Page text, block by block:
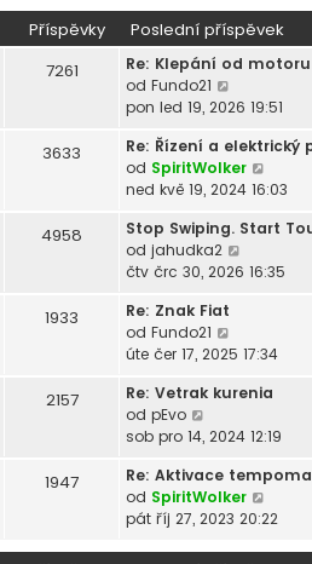
a
z
t
o
s
l
d
í
í
p
v
k
Příspěvky Poslední příspěvek
7261
Re: Klepání od motoru
od Fundo21
o
r
a
z
t
p
o
e
n
p
í
s
p
pon led 19, 2026 19:51
3633
Re: Řízení a elektrický
od SpiritWolker
o
r
z
o
e
n
p
í
ned kvě 19, 2024 16:03
4958
Stop Swiping. Start
od jahudka2
o
z
t
o
e
n
čtv črc 30, 2026 16:35
1933
Re: Znak Fiat
od Fundo21
o
r
z
t
p
o
s
úte čer 17, 2025 17:34
2157
Re: Vetrak kurenia
od pEvo
o
r
a
z
sob pro 14, 2024 12:19
1947
Re: Aktivace
od SpiritWolker
o
pát říj 27, 2023 20:22